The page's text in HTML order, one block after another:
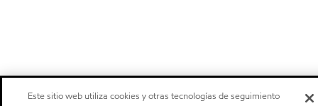
Este sitio web utiliza cookies y otras tecnologías de seguimiento